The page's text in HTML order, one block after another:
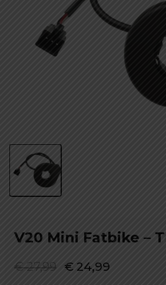
V20 Mini Fatbike –
€27,99 Oorspronkelijke
€ 24,99